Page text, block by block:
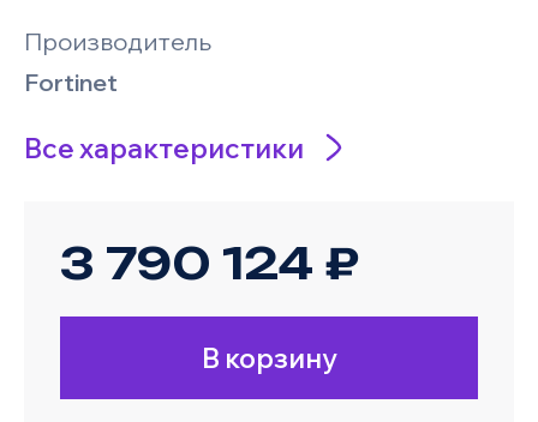
Производитель
Fortinet
Все характеристики
3 790 124 ₽
В корзину